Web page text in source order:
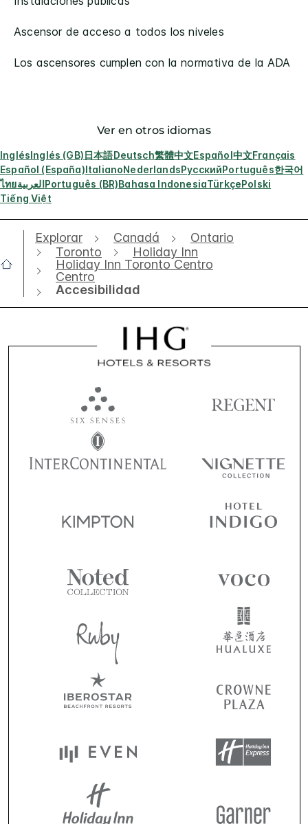
Ascensor de acceso a todos los niveles
Los ascensores cumplen con la normativa de la ADA
Ver en otros idiomas
InglésInglés (GB)日本語Deutsch繁體中文Español中文Français
Español (España)ItalianoNederlandsРусскийPortuguês한국어
ไทยالعربيةPortuguês (BR)Bahasa IndonesiaTürkçePolski
Tiếng Việt
Explorar Canadá
Ontario
Toronto
Holiday Inn
Holiday Inn Toronto Centro
Centro
Accesibilidad